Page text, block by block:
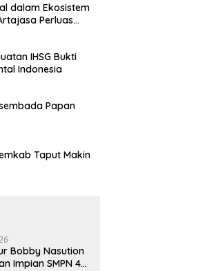
dalam Ekosistem
Perluas
IHSG Bukti
Indonesia
Papan
Taput Makin
Bobby Nasution
Impian SMPN 4